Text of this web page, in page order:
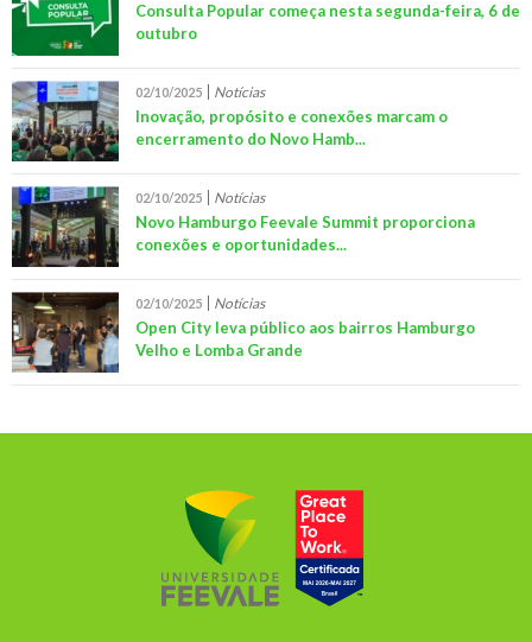
Consulta Popular começa nesta segunda-feira, 6 de
outubro
02/10/2025 Notícias
Inovação, propósito e conexões marcam o
encerramento do Novo Hamb...
02/10/2025 Notícias
Novo Hamburgo Feevale Summit proporciona
conexões e oportunidades...
02/10/2025 Notícias
Open City leva público aos bairros Hamburgo
Velho e Lomba Grande